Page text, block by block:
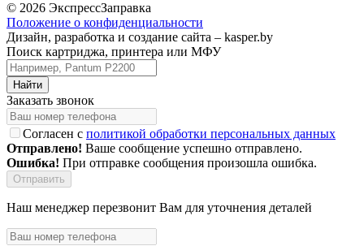
© 2026 ЭкспрессЗаправка
Положение о конфиденциальности
Дизайн, разработка и создание сайта – kasper.by
Поиск картриджа, принтера или МФУ
Заказать звонок
Согласен с политикой обработки персональных данных
Отправлено! Ваше сообщение успешно отправлено.
Ошибка! При отправке сообщения произошла ошибка.
Наш менеджер перезвонит Вам для уточнения деталей